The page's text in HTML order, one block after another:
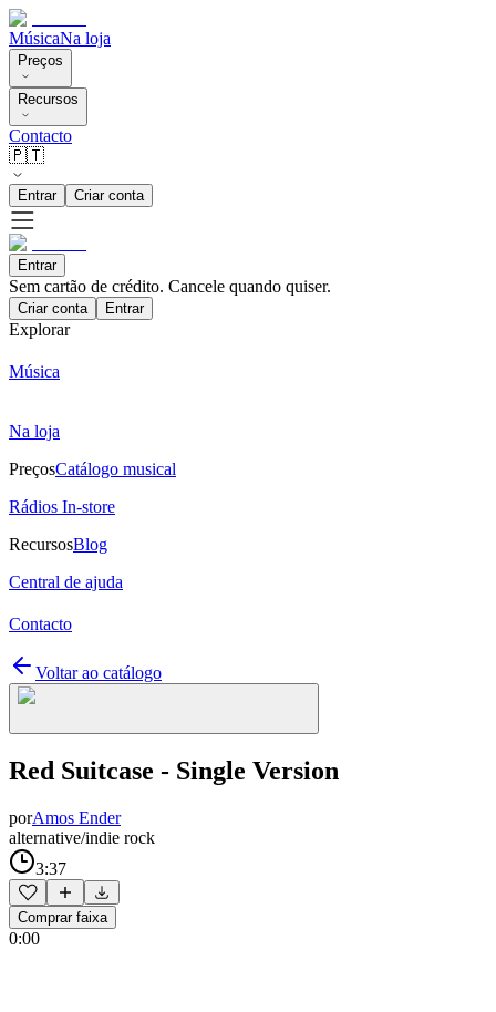
MúsicaNa loja
Preços
Recursos
Contacto
🇵🇹
Entrar Criar conta
Entrar
Sem cartão de crédito. Cancele quando quiser.
Criar conta Entrar
Explorar
Música
Na loja
PreçosCatálogo musical
Rádios In-store
RecursosBlog
Central de ajuda
Contacto
Voltar ao catálogo
Red Suitcase - Single Version
porAmos Ender
alternative/indie rock
3:37
Comprar faixa
0:00